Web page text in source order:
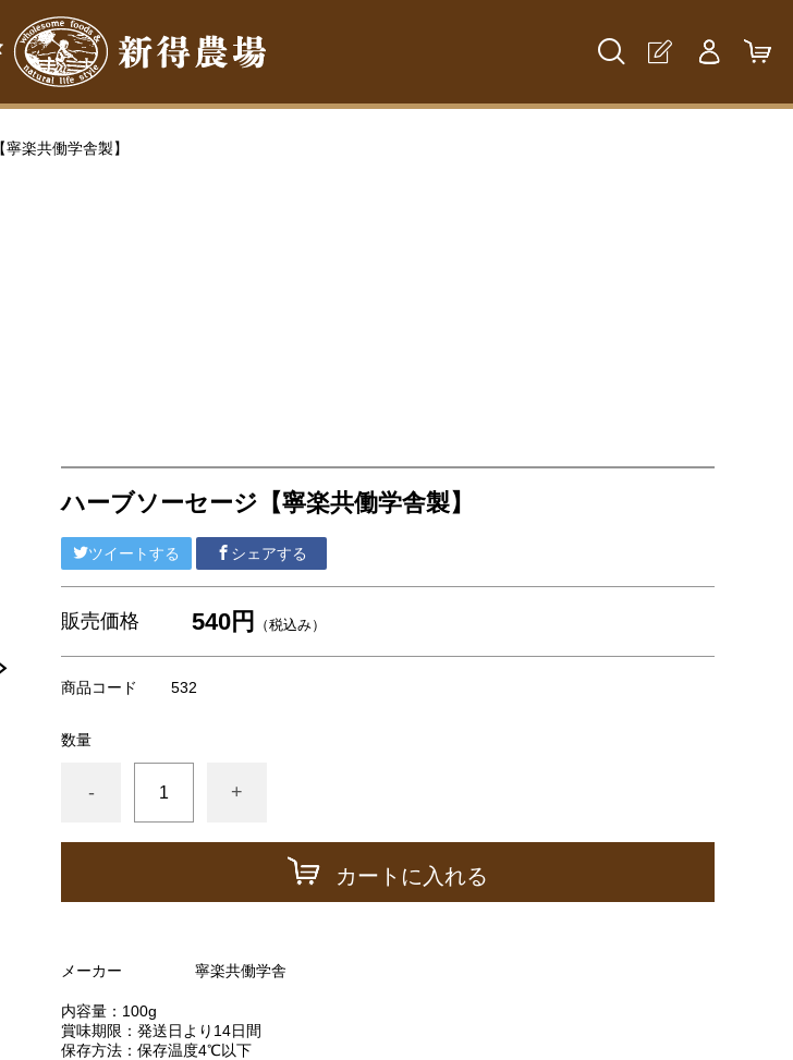
楽共働学舎製】
ハーブソーセージ【寧楽共働学舎製】
ツイートする シェアする
販売価格 540円 （税込み）
商品コード 532
数量
- +
カートに入れる
メーカー 寧楽共働学舎
内容量：100g
賞味期限：発送日より14日間
保存方法：保存温度4℃以下